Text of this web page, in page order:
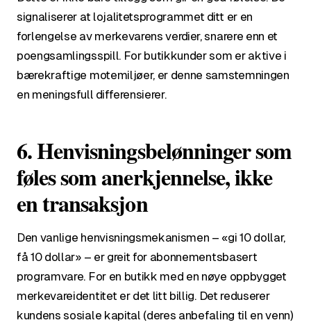
signaliserer at lojalitetsprogrammet ditt er en
forlengelse av merkevarens verdier, snarere enn et
poengsamlingsspill. For butikkunder som er aktive i
bærekraftige motemiljøer, er denne samstemningen
en meningsfull differensierer.
6. Henvisningsbelønninger som
føles som anerkjennelse, ikke
en transaksjon
Den vanlige henvisningsmekanismen – «gi 10 dollar,
få 10 dollar» – er greit for abonnementsbasert
programvare. For en butikk med en nøye oppbygget
merkevareidentitet er det litt billig. Det reduserer
kundens sosiale kapital (deres anbefaling til en venn)